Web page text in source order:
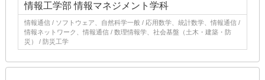
情報工学部 情報マネジメント学科
情報通信 / ソフトウェア、自然科学一般 / 応用数学、統計数学、情報通信 /
情報ネットワーク、情報通信 / 数理情報学、社会基盤（土木・建築・防
災） / 防災工学